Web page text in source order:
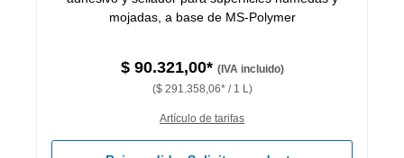
mojadas, a base de MS-Polymer
$ 90.321,00* (IVA incluido)
($ 291.358,06* / 1 L)
Artículo de tarifas